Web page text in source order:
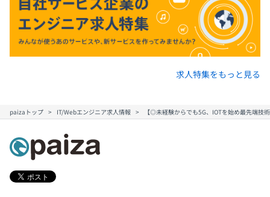
求人特集をもっと見る
paizaトップ IT/Webエンジニア求人情報 【◎未経験からでも5G、IOTを始め最先端